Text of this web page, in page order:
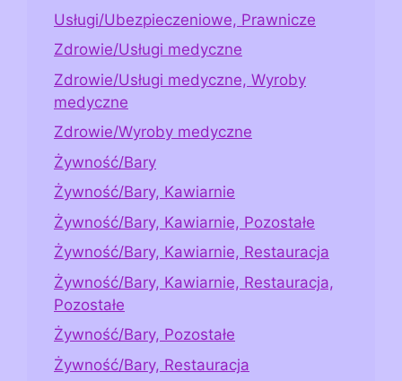
Usługi/Ubezpieczeniowe, Prawnicze
Zdrowie/Usługi medyczne
Zdrowie/Usługi medyczne, Wyroby
medyczne
Zdrowie/Wyroby medyczne
Żywność/Bary
Żywność/Bary, Kawiarnie
Żywność/Bary, Kawiarnie, Pozostałe
Żywność/Bary, Kawiarnie, Restauracja
Żywność/Bary, Kawiarnie, Restauracja,
Pozostałe
Żywność/Bary, Pozostałe
Żywność/Bary, Restauracja